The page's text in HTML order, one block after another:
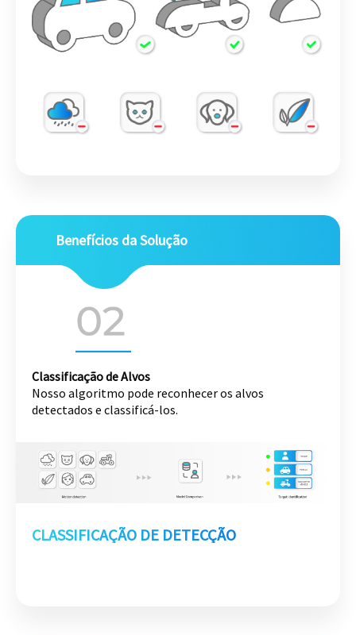
Benefícios da Solução
Classificação de Alvos
Nosso algoritmo pode reconhecer os alvos
detectados e classificá-los.
CLASSIFICAÇÃO DE DETECÇÃO